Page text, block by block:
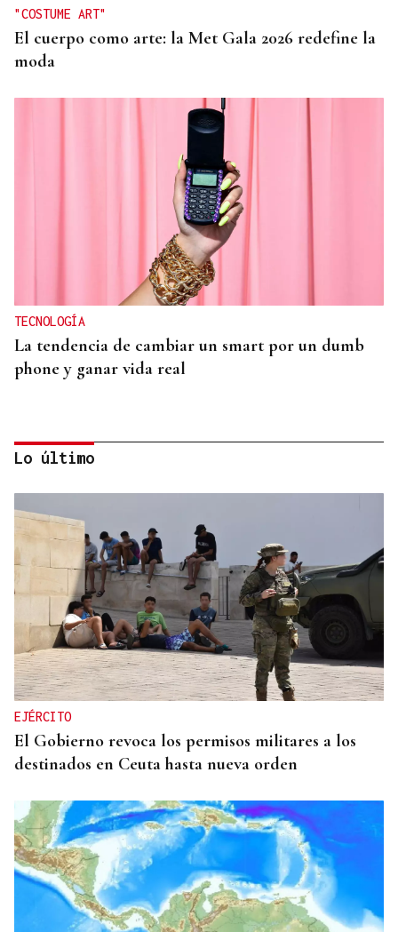
"COSTUME ART"
El cuerpo como arte: la Met Gala 2026 redefine la
moda
TECNOLOGÍA
La tendencia de cambiar un smart por un dumb
phone y ganar vida real
MODA
Black Friday 2025: el (ya no tan) secreto mejor
guardado del armario de las que más saben
Lo último
EJÉRCITO
El Gobierno revoca los permisos militares a los
destinados en Ceuta hasta nueva orden